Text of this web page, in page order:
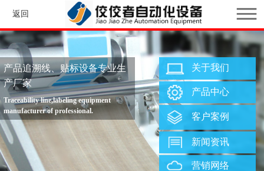
返回
产品追溯线、贴标设备专业生
产厂家
Traceability line,labeling equipment
manufacturer of professional.
关于我们
产品中心
客户案例
新闻资讯
营销网络